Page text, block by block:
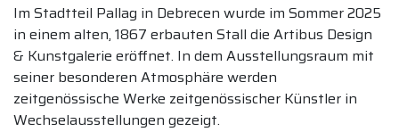
Im Stadtteil Pallag in Debrecen wurde im Sommer 2025
in einem alten, 1867 erbauten Stall die Artibus Design
& Kunstgalerie eröffnet. In dem Ausstellungsraum mit
seiner besonderen Atmosphäre werden
zeitgenössische Werke zeitgenössischer Künstler in
Wechselausstellungen gezeigt.